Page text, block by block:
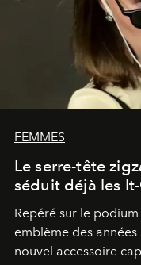
FEMMES
Le serre-tête
séduit déjà les
Repéré sur le
emblème des
nouvel accessoire